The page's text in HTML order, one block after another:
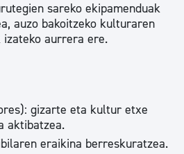
sareko ekipamenduak
auzo bakoitzeko kulturaren
aurrera ere.
gizarte eta kultur etxe
aktibatzea.
eraikina berreskuratzea.